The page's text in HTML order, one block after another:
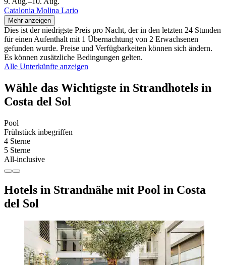
Catalonia Molina Lario
Mehr anzeigen
Dies ist der niedrigste Preis pro Nacht, der in den letzten 24 Stunden
für einen Aufenthalt mit 1 Übernachtung von 2 Erwachsenen
gefunden wurde. Preise und Verfügbarkeiten können sich ändern.
Es können zusätzliche Bedingungen gelten.
Alle Unterkünfte anzeigen
Wähle das Wichtigste in Strandhotels in
Costa del Sol
Pool
Frühstück inbegriffen
4 Sterne
5 Sterne
All-inclusive
Hotels in Strandnähe mit Pool in Costa
del Sol